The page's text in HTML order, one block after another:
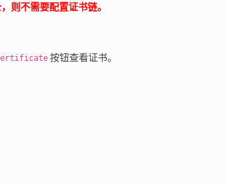
则不需要配置证书链。
按钮查看证书。